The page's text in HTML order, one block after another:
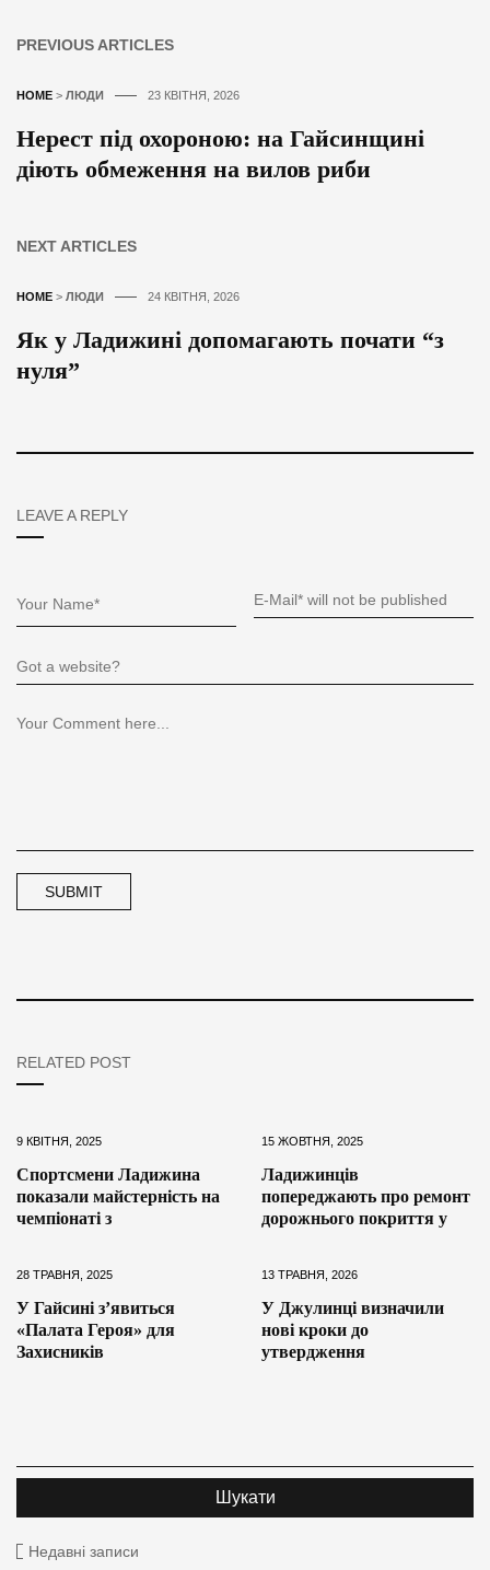
PREVIOUS ARTICLES
HOME > ЛЮДИ 23 КВІТНЯ, 2026
Нерест під охороною: на Гайсинщині
діють обмеження на вилов риби
NEXT ARTICLES
HOME > ЛЮДИ 24 КВІТНЯ, 2026
Як у Ладижині допомагають почати “з
нуля”
LEAVE A REPLY
RELATED POST
9 КВІТНЯ, 2025
Спортсмени Ладижина
показали майстерність на
чемпіонаті з
15 ЖОВТНЯ, 2025
Ладижинців
попереджають про ремонт
дорожнього покриття у
28 ТРАВНЯ, 2025
У Гайсині з’явиться
«Палата Героя» для
Захисників
13 ТРАВНЯ, 2026
У Джулинці визначили
нові кроки до
утвердження
Недавні записи